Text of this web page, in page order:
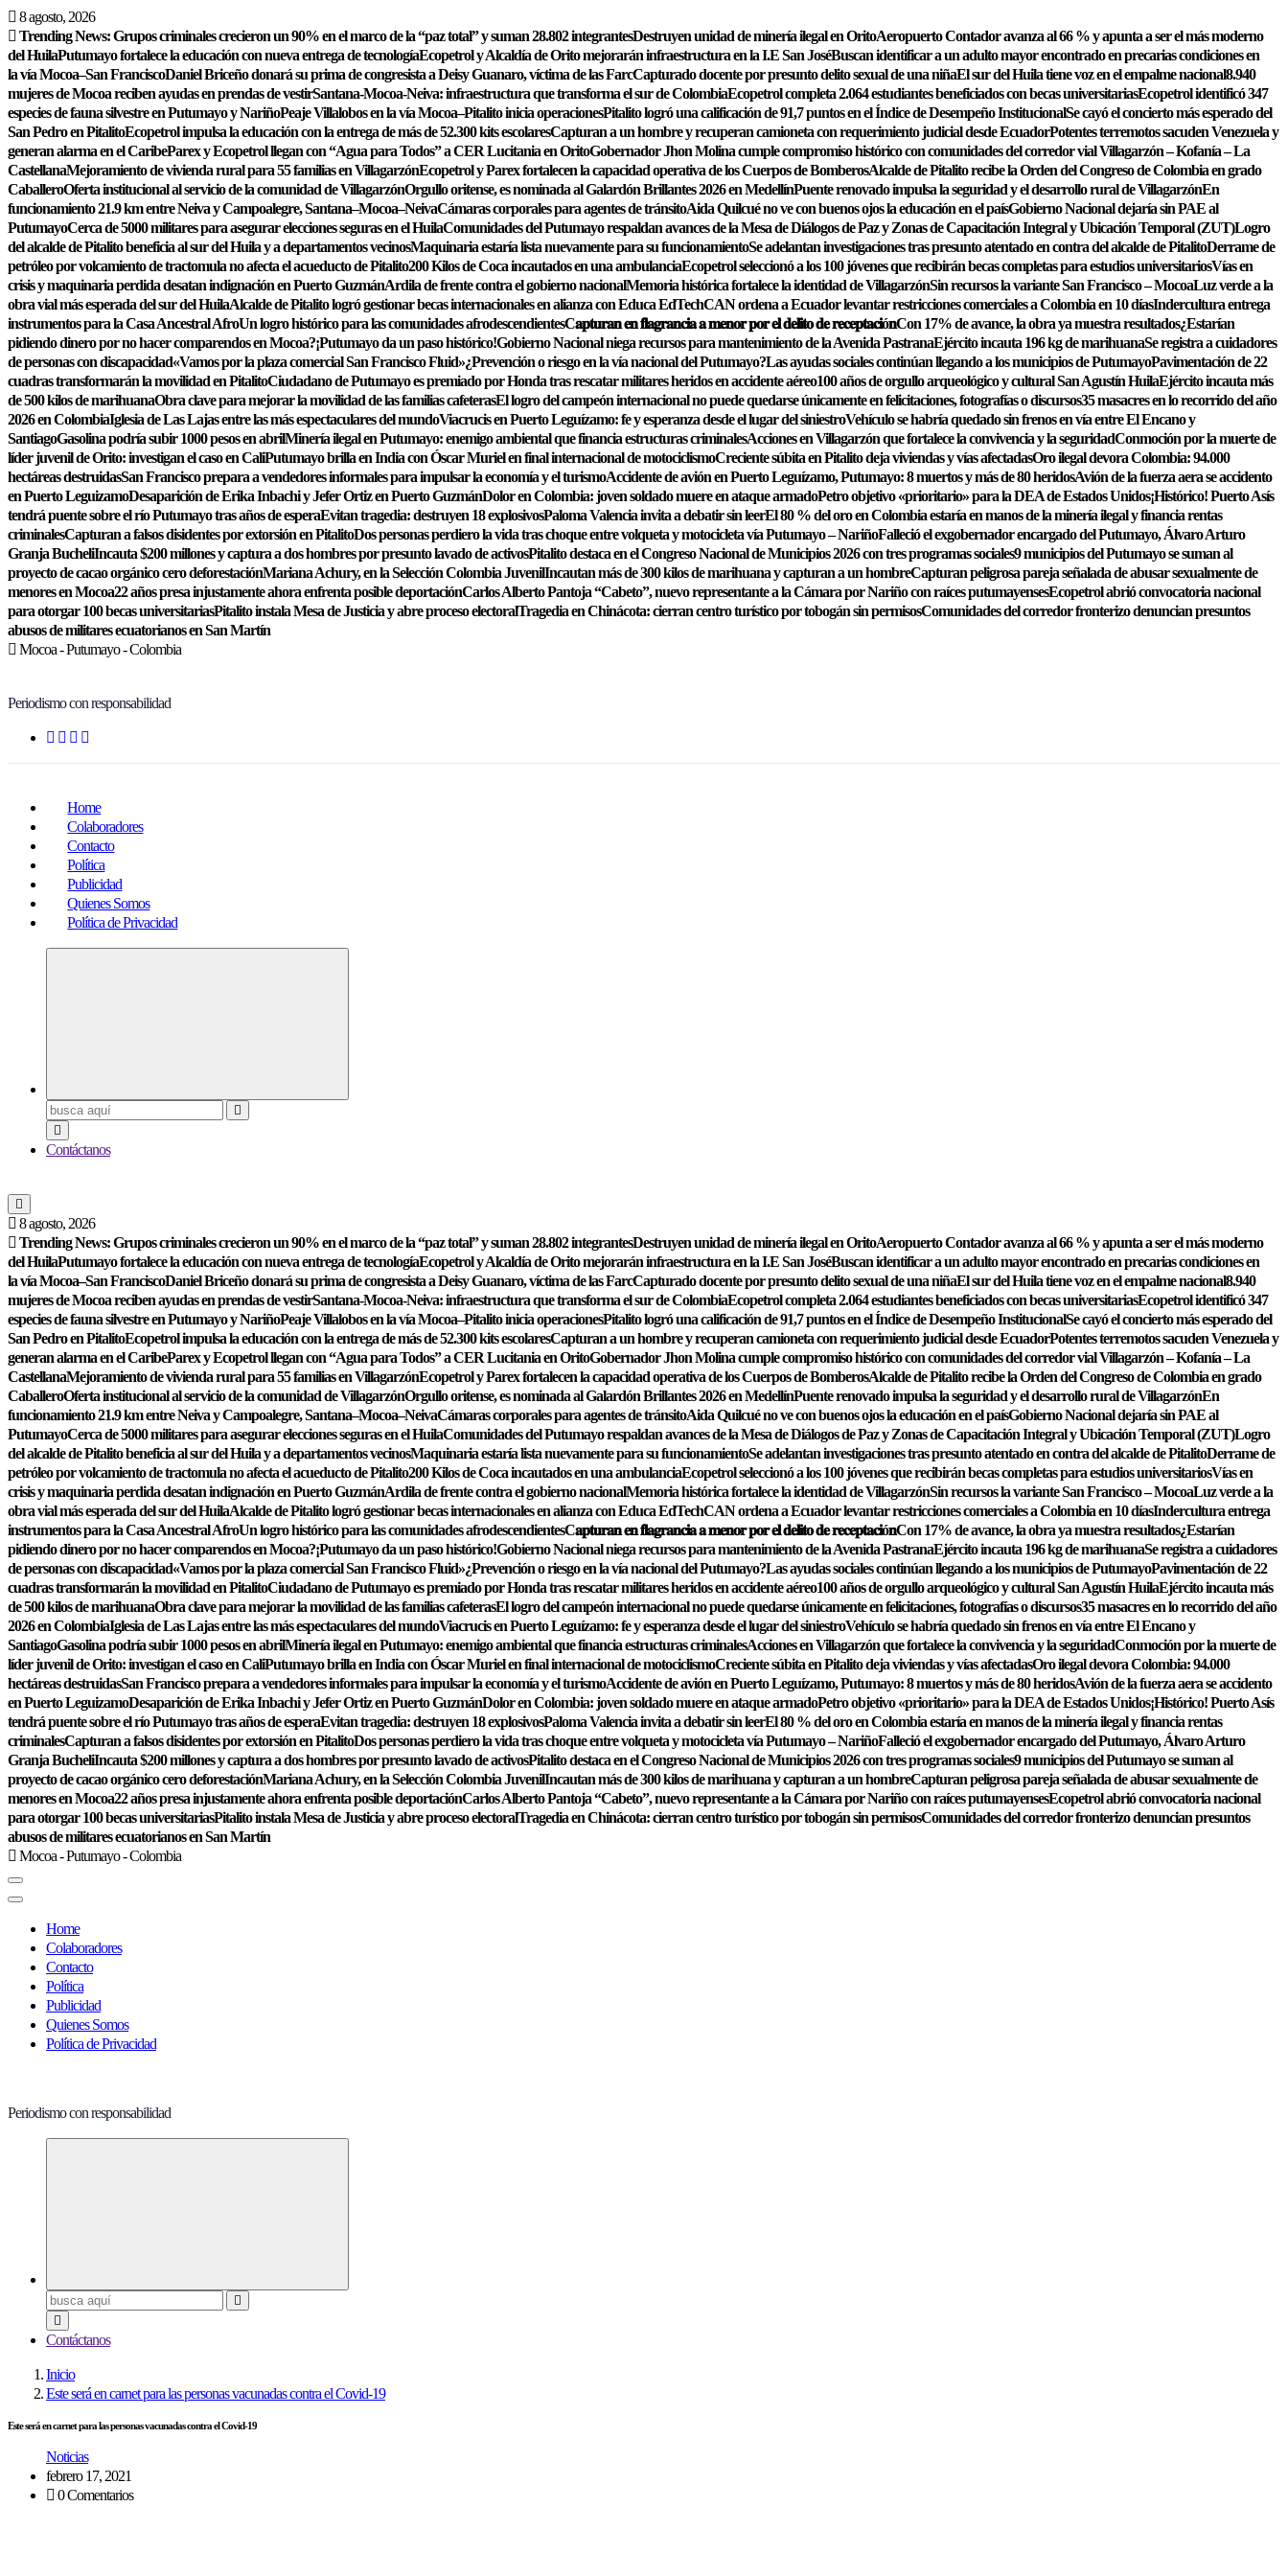
Saltar
al
contenido
8 agosto, 2026
Trending News:Grupos criminales crecieron un 90% en el marco de la “paz total” y suman 28.802 integrantesDestruyen unidad de minería ilegal en OritoAeropuerto Contador avanza al 66 % y apunta a ser el más moderno
del HuilaPutumayo fortalece la educación con nueva entrega de tecnologíaEcopetrol y Alcaldía de Orito mejorarán infraestructura en la I.E San JoséBuscan identificar a un adulto mayor encontrado en precarias condiciones en
la vía Mocoa–San FranciscoDaniel Briceño donará su prima de congresista a Deisy Guanaro, víctima de las FarcCapturado docente por presunto delito sexual de una niñaEl sur del Huila tiene voz en el empalme nacional8.940
mujeres de Mocoa reciben ayudas en prendas de vestirSantana-Mocoa-Neiva: infraestructura que transforma el sur de ColombiaEcopetrol completa 2.064 estudiantes beneficiados con becas universitariasEcopetrol identificó 347
especies de fauna silvestre en Putumayo y NariñoPeaje Villalobos en la vía Mocoa–Pitalito inicia operacionesPitalito logró una calificación de 91,7 puntos en el Índice de Desempeño InstitucionalSe cayó el concierto más esperado del
San Pedro en PitalitoEcopetrol impulsa la educación con la entrega de más de 52.300 kits escolaresCapturan a un hombre y recuperan camioneta con requerimiento judicial desde EcuadorPotentes terremotos sacuden Venezuela y
generan alarma en el CaribeParex y Ecopetrol llegan con “Agua para Todos” a CER Lucitania en OritoGobernador Jhon Molina cumple compromiso histórico con comunidades del corredor vial Villagarzón – Kofanía – La
CastellanaMejoramiento de vivienda rural para 55 familias en VillagarzónEcopetrol y Parex fortalecen la capacidad operativa de los Cuerpos de BomberosAlcalde de Pitalito recibe la Orden del Congreso de Colombia en grado
CaballeroOferta institucional al servicio de la comunidad de VillagarzónOrgullo oritense, es nominada al Galardón Brillantes 2026 en MedellínPuente renovado impulsa la seguridad y el desarrollo rural de VillagarzónEn
funcionamiento 21.9 km entre Neiva y Campoalegre, Santana–Mocoa–NeivaCámaras corporales para agentes de tránsitoAida Quilcué no ve con buenos ojos la educación en el paísGobierno Nacional dejaría sin PAE al
PutumayoCerca de 5000 militares para asegurar elecciones seguras en el HuilaComunidades del Putumayo respaldan avances de la Mesa de Diálogos de Paz y Zonas de Capacitación Integral y Ubicación Temporal (ZUT)Logro
del alcalde de Pitalito beneficia al sur del Huila y a departamentos vecinosMaquinaria estaría lista nuevamente para su funcionamientoSe adelantan investigaciones tras presunto atentado en contra del alcalde de PitalitoDerrame de
petróleo por volcamiento de tractomula no afecta el acueducto de Pitalito200 Kilos de Coca incautados en una ambulanciaEcopetrol seleccionó a los 100 jóvenes que recibirán becas completas para estudios universitariosVías en
crisis y maquinaria perdida desatan indignación en Puerto GuzmánArdila de frente contra el gobierno nacionalMemoria histórica fortalece la identidad de VillagarzónSin recursos la variante San Francisco – MocoaLuz verde a la
obra vial más esperada del sur del HuilaAlcalde de Pitalito logró gestionar becas internacionales en alianza con Educa EdTechCAN ordena a Ecuador levantar restricciones comerciales a Colombia en 10 díasIndercultura entrega
instrumentos para la Casa Ancestral AfroUn logro histórico para las comunidades afrodescendientesC𝐚𝐩𝐭𝐮𝐫𝐚𝐧 𝐞𝐧 𝐟𝐥𝐚𝐠𝐫𝐚𝐧𝐜𝐢𝐚 𝐚 𝐦𝐞𝐧𝐨𝐫 𝐩𝐨𝐫 𝐞𝐥 𝐝𝐞𝐥𝐢𝐭𝐨 𝐝𝐞 𝐫𝐞𝐜𝐞𝐩𝐭𝐚𝐜𝐢ó𝐧Con 17% de avance, la obra ya muestra resultados¿Estarían
pidiendo dinero por no hacer comparendos en Mocoa?¡Putumayo da un paso histórico!Gobierno Nacional niega recursos para mantenimiento de la Avenida PastranaEjército incauta 196 kg de marihuanaSe registra a cuidadores
de personas con discapacidad«Vamos por la plaza comercial San Francisco Fluid»¿Prevención o riesgo en la vía nacional del Putumayo?Las ayudas sociales continúan llegando a los municipios de PutumayoPavimentación de 22
cuadras transformarán la movilidad en PitalitoCiudadano de Putumayo es premiado por Honda tras rescatar militares heridos en accidente aéreo100 años de orgullo arqueológico y cultural San Agustín HuilaEjército incauta más
de 500 kilos de marihuanaObra clave para mejorar la movilidad de las familias cafeterasEl logro del campeón internacional no puede quedarse únicamente en felicitaciones, fotografías o discursos35 masacres en lo recorrido del año
2026 en ColombiaIglesia de Las Lajas entre las más espectaculares del mundoViacrucis en Puerto Leguízamo: fe y esperanza desde el lugar del siniestroVehículo se habría quedado sin frenos en vía entre El Encano y
SantiagoGasolina podría subir 1000 pesos en abrilMinería ilegal en Putumayo: enemigo ambiental que financia estructuras criminalesAcciones en Villagarzón que fortalece la convivencia y la seguridadConmoción por la muerte de
líder juvenil de Orito: investigan el caso en CaliPutumayo brilla en India con Óscar Muriel en final internacional de motociclismoCreciente súbita en Pitalito deja viviendas y vías afectadasOro ilegal devora Colombia: 94.000
hectáreas destruidasSan Francisco prepara a vendedores informales para impulsar la economía y el turismoAccidente de avión en Puerto Leguízamo, Putumayo: 8 muertos y más de 80 heridosAvión de la fuerza aera se accidento
en Puerto LeguizamoDesaparición de Erika Inbachi y Jefer Ortiz en Puerto GuzmánDolor en Colombia: joven soldado muere en ataque armadoPetro objetivo «prioritario» para la DEA de Estados Unidos¡Histórico! Puerto Asís
tendrá puente sobre el río Putumayo tras años de esperaEvitan tragedia: destruyen 18 explosivosPaloma Valencia invita a debatir sin leerEl 80 % del oro en Colombia estaría en manos de la minería ilegal y financia rentas
criminalesCapturan a falsos disidentes por extorsión en PitalitoDos personas perdiero la vida tras choque entre volqueta y motocicleta vía Putumayo – NariñoFalleció el exgobernador encargado del Putumayo, Álvaro Arturo
Granja BucheliIncauta $200 millones y captura a dos hombres por presunto lavado de activosPitalito destaca en el Congreso Nacional de Municipios 2026 con tres programas sociales9 municipios del Putumayo se suman al
proyecto de cacao orgánico cero deforestaciónMariana Achury, en la Selección Colombia JuvenilIncautan más de 300 kilos de marihuana y capturan a un hombreCapturan peligrosa pareja señalada de abusar sexualmente de
menores en Mocoa22 años presa injustamente ahora enfrenta posible deportaciónCarlos Alberto Pantoja “Cabeto”, nuevo representante a la Cámara por Nariño con raíces putumayensesEcopetrol abrió convocatoria nacional
para otorgar 100 becas universitariasPitalito instala Mesa de Justicia y abre proceso electoralTragedia en Chinácota: cierran centro turístico por tobogán sin permisosComunidades del corredor fronterizo denuncian presuntos
abusos de militares ecuatorianos en San Martín
Mocoa - Putumayo - Colombia
Periodismo con responsabilidad
Home
Colaboradores
Contacto
Política
Publicidad
Quienes Somos
Política de Privacidad
Buscar:
Contáctanos
8 agosto, 2026
Trending News:Grupos criminales crecieron un 90% en el marco de la “paz total” y suman 28.802 integrantesDestruyen unidad de minería ilegal en OritoAeropuerto Contador avanza al 66 % y apunta a ser el más moderno
del HuilaPutumayo fortalece la educación con nueva entrega de tecnologíaEcopetrol y Alcaldía de Orito mejorarán infraestructura en la I.E San JoséBuscan identificar a un adulto mayor encontrado en precarias condiciones en
la vía Mocoa–San FranciscoDaniel Briceño donará su prima de congresista a Deisy Guanaro, víctima de las FarcCapturado docente por presunto delito sexual de una niñaEl sur del Huila tiene voz en el empalme nacional8.940
mujeres de Mocoa reciben ayudas en prendas de vestirSantana-Mocoa-Neiva: infraestructura que transforma el sur de ColombiaEcopetrol completa 2.064 estudiantes beneficiados con becas universitariasEcopetrol identificó 347
especies de fauna silvestre en Putumayo y NariñoPeaje Villalobos en la vía Mocoa–Pitalito inicia operacionesPitalito logró una calificación de 91,7 puntos en el Índice de Desempeño InstitucionalSe cayó el concierto más esperado del
San Pedro en PitalitoEcopetrol impulsa la educación con la entrega de más de 52.300 kits escolaresCapturan a un hombre y recuperan camioneta con requerimiento judicial desde EcuadorPotentes terremotos sacuden Venezuela y
generan alarma en el CaribeParex y Ecopetrol llegan con “Agua para Todos” a CER Lucitania en OritoGobernador Jhon Molina cumple compromiso histórico con comunidades del corredor vial Villagarzón – Kofanía – La
CastellanaMejoramiento de vivienda rural para 55 familias en VillagarzónEcopetrol y Parex fortalecen la capacidad operativa de los Cuerpos de BomberosAlcalde de Pitalito recibe la Orden del Congreso de Colombia en grado
CaballeroOferta institucional al servicio de la comunidad de VillagarzónOrgullo oritense, es nominada al Galardón Brillantes 2026 en MedellínPuente renovado impulsa la seguridad y el desarrollo rural de VillagarzónEn
funcionamiento 21.9 km entre Neiva y Campoalegre, Santana–Mocoa–NeivaCámaras corporales para agentes de tránsitoAida Quilcué no ve con buenos ojos la educación en el paísGobierno Nacional dejaría sin PAE al
PutumayoCerca de 5000 militares para asegurar elecciones seguras en el HuilaComunidades del Putumayo respaldan avances de la Mesa de Diálogos de Paz y Zonas de Capacitación Integral y Ubicación Temporal (ZUT)Logro
del alcalde de Pitalito beneficia al sur del Huila y a departamentos vecinosMaquinaria estaría lista nuevamente para su funcionamientoSe adelantan investigaciones tras presunto atentado en contra del alcalde de PitalitoDerrame de
petróleo por volcamiento de tractomula no afecta el acueducto de Pitalito200 Kilos de Coca incautados en una ambulanciaEcopetrol seleccionó a los 100 jóvenes que recibirán becas completas para estudios universitariosVías en
crisis y maquinaria perdida desatan indignación en Puerto GuzmánArdila de frente contra el gobierno nacionalMemoria histórica fortalece la identidad de VillagarzónSin recursos la variante San Francisco – MocoaLuz verde a la
obra vial más esperada del sur del HuilaAlcalde de Pitalito logró gestionar becas internacionales en alianza con Educa EdTechCAN ordena a Ecuador levantar restricciones comerciales a Colombia en 10 díasIndercultura entrega
instrumentos para la Casa Ancestral AfroUn logro histórico para las comunidades afrodescendientesC𝐚𝐩𝐭𝐮𝐫𝐚𝐧 𝐞𝐧 𝐟𝐥𝐚𝐠𝐫𝐚𝐧𝐜𝐢𝐚 𝐚 𝐦𝐞𝐧𝐨𝐫 𝐩𝐨𝐫 𝐞𝐥 𝐝𝐞𝐥𝐢𝐭𝐨 𝐝𝐞 𝐫𝐞𝐜𝐞𝐩𝐭𝐚𝐜𝐢ó𝐧Con 17% de avance, la obra ya muestra resultados¿Estarían
pidiendo dinero por no hacer comparendos en Mocoa?¡Putumayo da un paso histórico!Gobierno Nacional niega recursos para mantenimiento de la Avenida PastranaEjército incauta 196 kg de marihuanaSe registra a cuidadores
de personas con discapacidad«Vamos por la plaza comercial San Francisco Fluid»¿Prevención o riesgo en la vía nacional del Putumayo?Las ayudas sociales continúan llegando a los municipios de PutumayoPavimentación de 22
cuadras transformarán la movilidad en PitalitoCiudadano de Putumayo es premiado por Honda tras rescatar militares heridos en accidente aéreo100 años de orgullo arqueológico y cultural San Agustín HuilaEjército incauta más
de 500 kilos de marihuanaObra clave para mejorar la movilidad de las familias cafeterasEl logro del campeón internacional no puede quedarse únicamente en felicitaciones, fotografías o discursos35 masacres en lo recorrido del año
2026 en ColombiaIglesia de Las Lajas entre las más espectaculares del mundoViacrucis en Puerto Leguízamo: fe y esperanza desde el lugar del siniestroVehículo se habría quedado sin frenos en vía entre El Encano y
SantiagoGasolina podría subir 1000 pesos en abrilMinería ilegal en Putumayo: enemigo ambiental que financia estructuras criminalesAcciones en Villagarzón que fortalece la convivencia y la seguridadConmoción por la muerte de
líder juvenil de Orito: investigan el caso en CaliPutumayo brilla en India con Óscar Muriel en final internacional de motociclismoCreciente súbita en Pitalito deja viviendas y vías afectadasOro ilegal devora Colombia: 94.000
hectáreas destruidasSan Francisco prepara a vendedores informales para impulsar la economía y el turismoAccidente de avión en Puerto Leguízamo, Putumayo: 8 muertos y más de 80 heridosAvión de la fuerza aera se accidento
en Puerto LeguizamoDesaparición de Erika Inbachi y Jefer Ortiz en Puerto GuzmánDolor en Colombia: joven soldado muere en ataque armadoPetro objetivo «prioritario» para la DEA de Estados Unidos¡Histórico! Puerto Asís
tendrá puente sobre el río Putumayo tras años de esperaEvitan tragedia: destruyen 18 explosivosPaloma Valencia invita a debatir sin leerEl 80 % del oro en Colombia estaría en manos de la minería ilegal y financia rentas
criminalesCapturan a falsos disidentes por extorsión en PitalitoDos personas perdiero la vida tras choque entre volqueta y motocicleta vía Putumayo – NariñoFalleció el exgobernador encargado del Putumayo, Álvaro Arturo
Granja BucheliIncauta $200 millones y captura a dos hombres por presunto lavado de activosPitalito destaca en el Congreso Nacional de Municipios 2026 con tres programas sociales9 municipios del Putumayo se suman al
proyecto de cacao orgánico cero deforestaciónMariana Achury, en la Selección Colombia JuvenilIncautan más de 300 kilos de marihuana y capturan a un hombreCapturan peligrosa pareja señalada de abusar sexualmente de
menores en Mocoa22 años presa injustamente ahora enfrenta posible deportaciónCarlos Alberto Pantoja “Cabeto”, nuevo representante a la Cámara por Nariño con raíces putumayensesEcopetrol abrió convocatoria nacional
para otorgar 100 becas universitariasPitalito instala Mesa de Justicia y abre proceso electoralTragedia en Chinácota: cierran centro turístico por tobogán sin permisosComunidades del corredor fronterizo denuncian presuntos
abusos de militares ecuatorianos en San Martín
Mocoa - Putumayo - Colombia
Home
Colaboradores
Contacto
Política
Publicidad
Quienes Somos
Política de Privacidad
Periodismo con responsabilidad
Buscar:
Contáctanos
Inicio
Este será en carnet para las personas vacunadas contra el Covid-19
Este será en carnet para las personas vacunadas contra el Covid-19
Noticias
febrero 17, 2021
0 Comentarios